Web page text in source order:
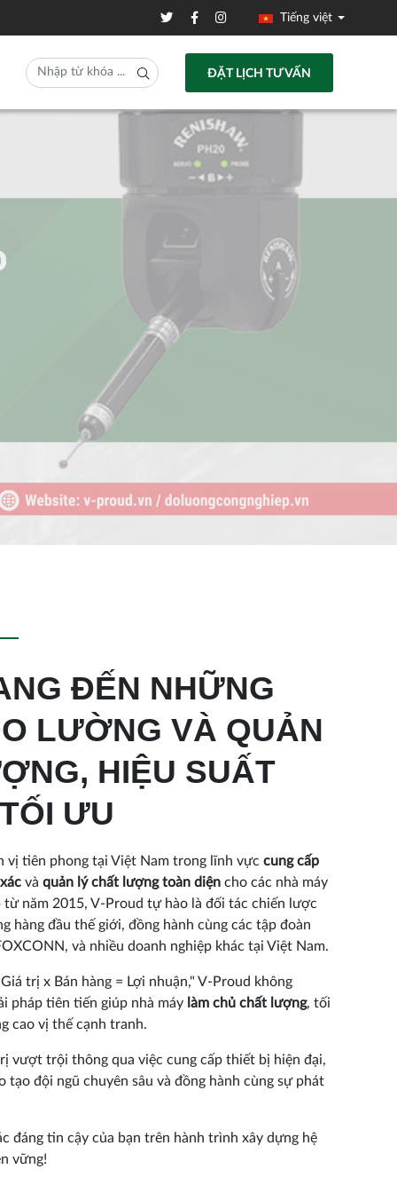
Tiếng việt
ĐẶT LỊCH TƯ VẤN
ĐẾN NHỮNG
LƯỜNG VÀ QUẢN
HIỆU SUẤT
ƯU
vị tiên phong tại Việt Nam trong lĩnh vực cung cấp
và quản lý chất lượng toàn diện cho các nhà máy
từ năm 2015, V-Proud tự hào là đối tác chiến lược
hàng đầu thế giới, đồng hành cùng các tập đoàn
và nhiều doanh nghiệp khác tại Việt Nam.
trị x Bán hàng = Lợi nhuận," V-Proud không
pháp tiên tiến giúp nhà máy làm chủ chất lượng, tối
cao vị thế cạnh tranh.
vượt trội thông qua việc cung cấp thiết bị hiện đại,
tạo đội ngũ chuyên sâu và đồng hành cùng sự phát
đáng tin cậy của bạn trên hành trình xây dựng hệ
vững!